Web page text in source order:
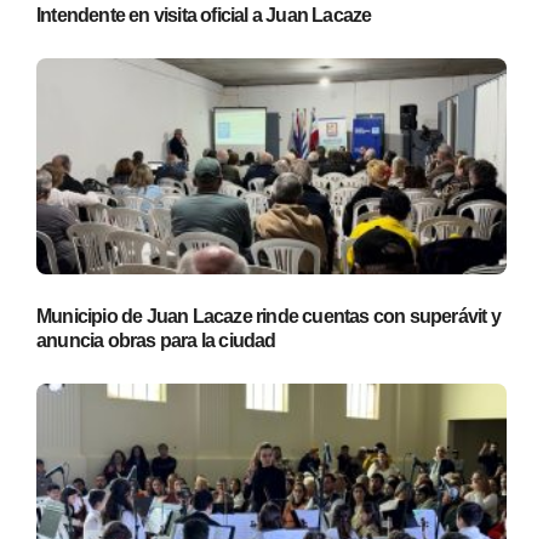
Intendente en visita oficial a Juan Lacaze
Municipio de Juan Lacaze rinde cuentas con superávit y
anuncia obras para la ciudad